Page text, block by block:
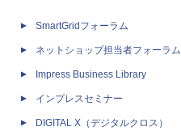
SmartGridフォーラム
ネットショップ担当者フォーラム
Impress Business Library
インプレスセミナー
DIGITAL X（デジタルクロス）